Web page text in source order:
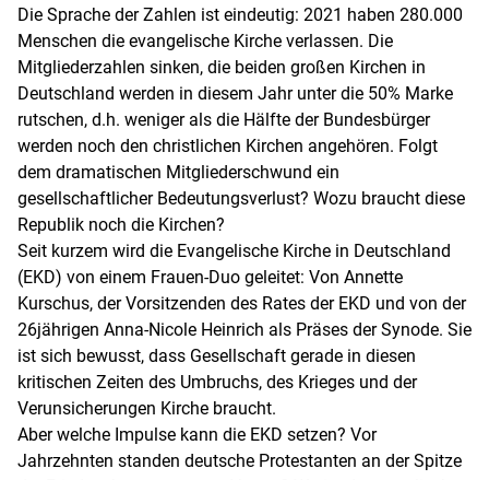
Die Sprache der Zahlen ist eindeutig: 2021 haben 280.000
Menschen die evangelische Kirche verlassen. Die
Mitgliederzahlen sinken, die beiden großen Kirchen in
Deutschland werden in diesem Jahr unter die 50% Marke
rutschen, d.h. weniger als die Hälfte der Bundesbürger
werden noch den christlichen Kirchen angehören. Folgt
dem dramatischen Mitgliederschwund ein
gesellschaftlicher Bedeutungsverlust? Wozu braucht diese
Republik noch die Kirchen?
Seit kurzem wird die Evangelische Kirche in Deutschland
(EKD) von einem Frauen-Duo geleitet: Von Annette
Kurschus, der Vorsitzenden des Rates der EKD und von der
26jährigen Anna-Nicole Heinrich als Präses der Synode. Sie
ist sich bewusst, dass Gesellschaft gerade in diesen
kritischen Zeiten des Umbruchs, des Krieges und der
Verunsicherungen Kirche braucht.
Aber welche Impulse kann die EKD setzen? Vor
Jahrzehnten standen deutsche Protestanten an der Spitze